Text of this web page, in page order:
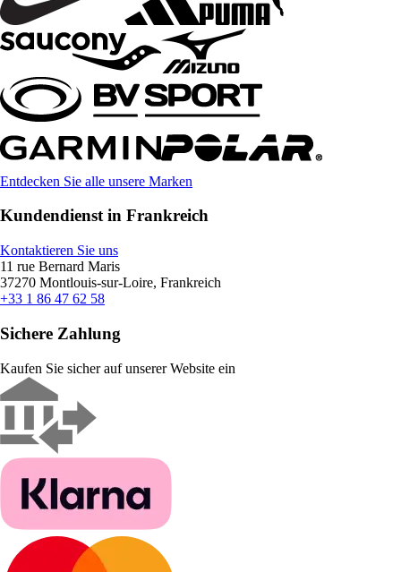
Entdecken Sie alle unsere Marken
Kundendienst in Frankreich
Kontaktieren Sie uns
11 rue Bernard Maris
37270 Montlouis-sur-Loire, Frankreich
+33 1 86 47 62 58
Sichere Zahlung
Kaufen Sie sicher auf unserer Website ein